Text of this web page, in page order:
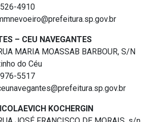
4910
– CEU NAVEGANTES
MARIA MOASSAB BARBOUR, S/N
do Céu
5517
KOCHERGIN